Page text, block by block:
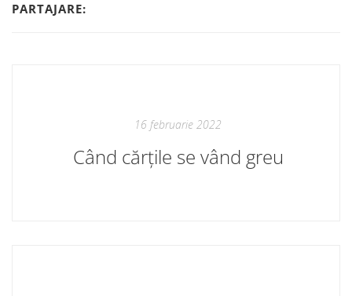
PARTAJARE:
16 februarie 2022
Când cărțile se vând greu